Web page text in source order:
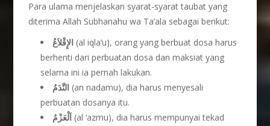
Para ulama menjelaskan syarat-syarat taubat yang
diterima Allah Subhanahu wa Ta’ala sebagai berikut:
(al iqla’u), orang yang berbuat dosa harus
berhenti dari perbuatan dosa dan maksiat yang
selama ini ia pernah lakukan.
النَّدَمُ (an nadamu), dia harus menyesali
perbuatan dosanya itu.
اَلْعَزْمُ (al ‘azmu), dia harus mempunyai tekad